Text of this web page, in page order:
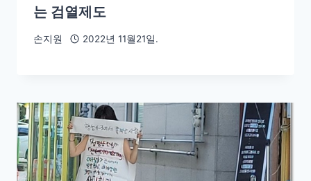
는 검열제도
손지원 2022년 11월21일.